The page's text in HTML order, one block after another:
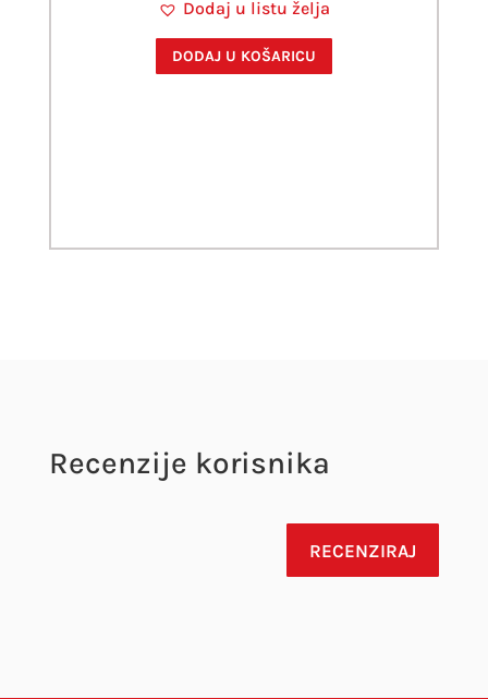
Dodaj u listu želja
DODAJ U KOŠARICU
Recenzije korisnika
RECENZIRAJ